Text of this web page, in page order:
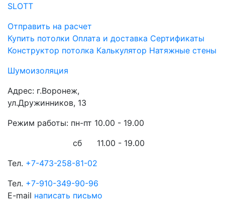
SLOTT
Отправить на расчет
Купить потолки Оплата и доставка Сертификаты
Конструктор потолка Калькулятор Натяжные стены
Шумоизоляция
Адрес: г.Воронеж,
ул.Дружинников, 13
Режим работы: пн-пт 10.00 - 19.00
сб 11.00 - 19.00
Тел. +7-473-258-81-02
Тел. +7-910-349-90-96
E-mail написать письмо